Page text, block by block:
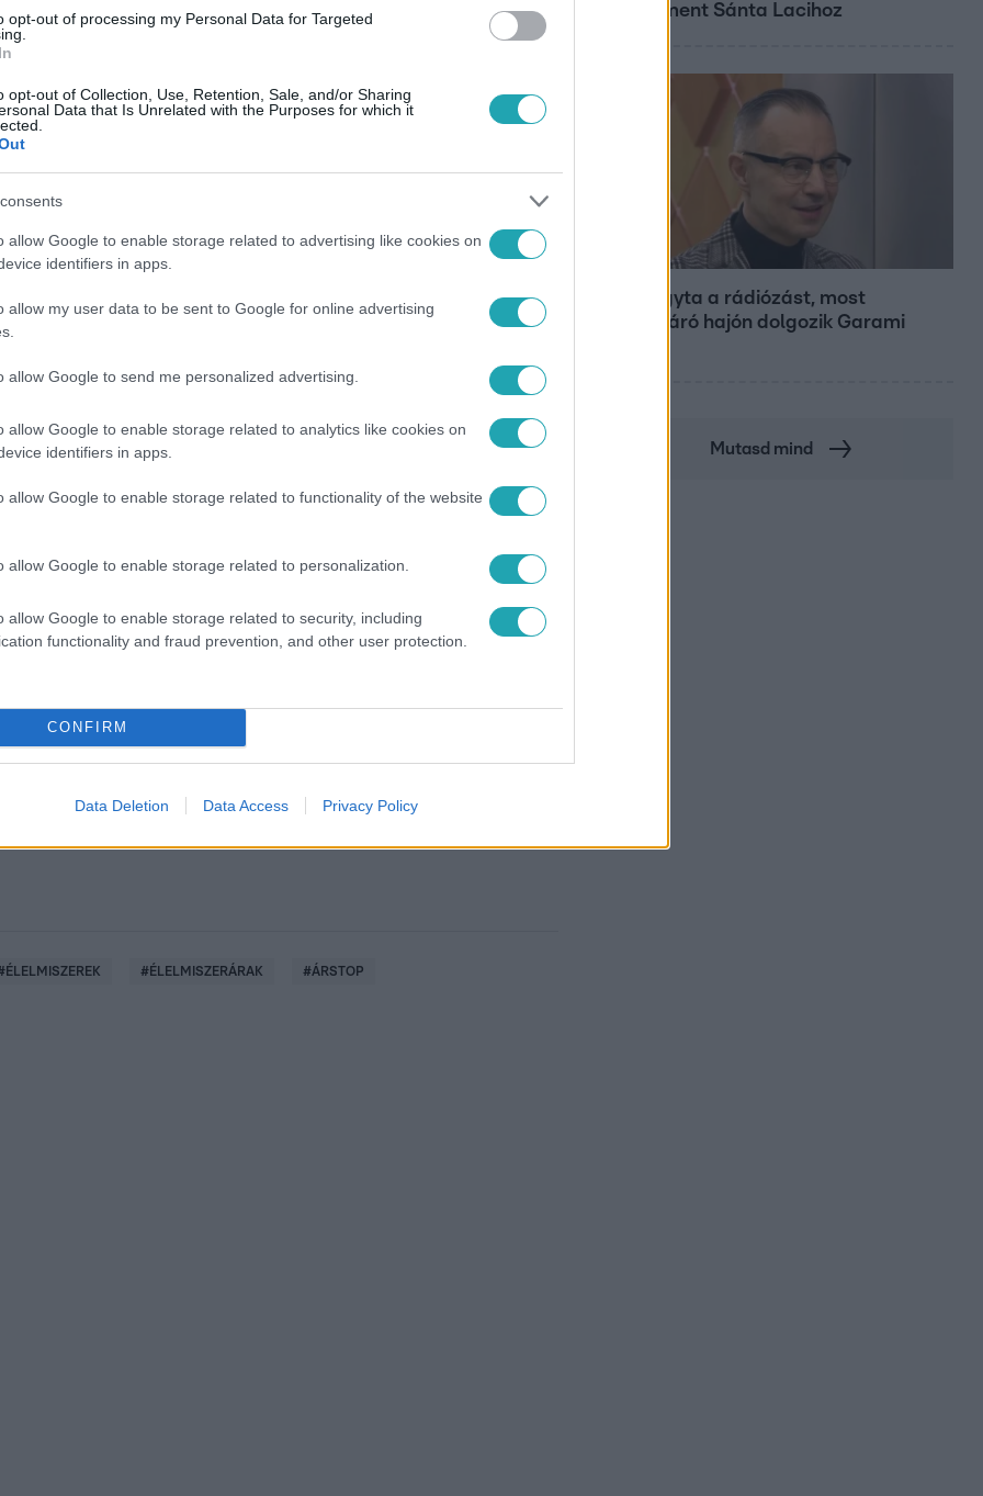
opt-out of processing my Personal Data for Targeted
opt-out of Collection, Use, Retention, Sale, and/or Sharing
Data that Is Unrelated with the Purposes for which it
allow Google to enable storage related to advertising like cookies on
identifiers in apps.
allow my user data to be sent to Google for online advertising
allow Google to send me personalized advertising.
allow Google to enable storage related to analytics like cookies on
identifiers in apps.
allow Google to enable storage related to functionality of the website
allow Google to enable storage related to personalization.
allow Google to enable storage related to security, including
functionality and fraud prevention, and other user protection.
CONFIRM
Data Deletion Data Access Privacy Policy
legyen a Google-találatokban!
ÉLELMISZEREK #ÉLELMISZERÁRAK #ÁRSTOP
hozzáment Sánta Lacihoz
Otthagyta a rádiózást, most
óceánjáró hajón dolgozik Garami
Mutasd mind